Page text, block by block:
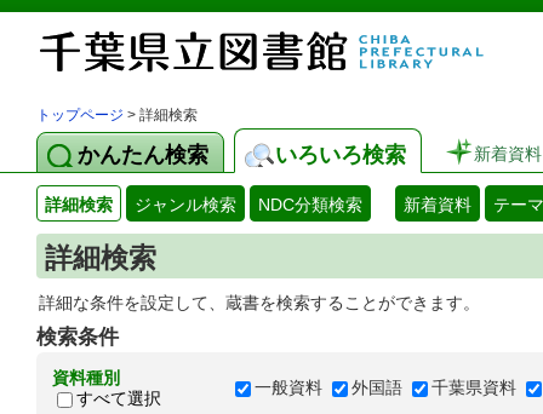
トップページ > 詳細検索
かんたん検索 いろいろ検索 新着資料
詳細検索 ジャンル検索 NDC分類検索 新着資料 テー
詳細検索
詳細な条件を設定して、蔵書を検索することができます。
検索条件
資料種別
すべて選択
一般資料 外国語 千葉県資料